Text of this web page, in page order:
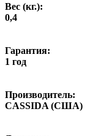
Вес (кг.):
0,4
Гарантия:
1 год
Производитель:
CASSIDA (США)